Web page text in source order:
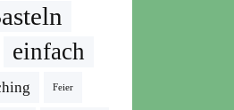
einfach
Feier